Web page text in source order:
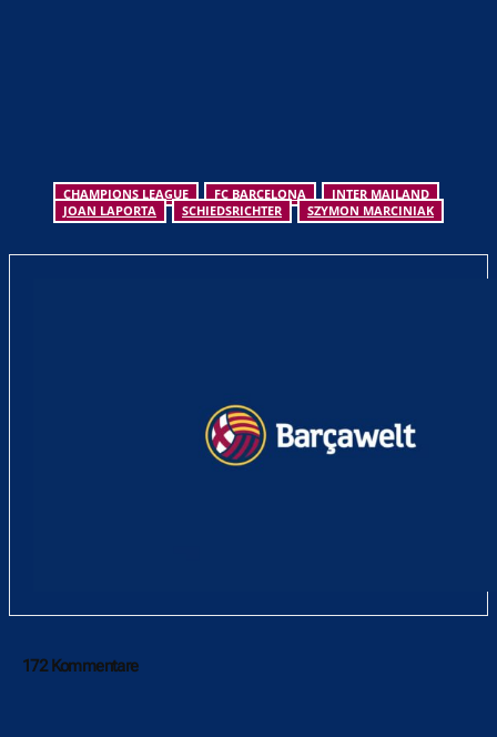
CHAMPIONS LEAGUE FC BARCELONA
INTER MAILAND
JOAN LAPORTA
SCHIEDSRICHTER SZYMON MARCINIAK
172 Kommentare